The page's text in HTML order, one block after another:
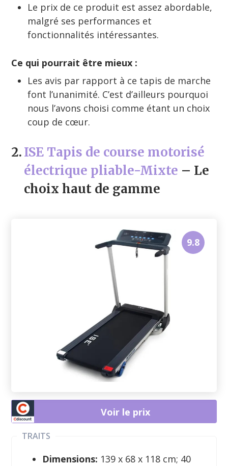
Le prix de ce produit est assez abordable,
malgré ses performances et
fonctionnalités intéressantes.
Ce qui pourrait être mieux :
Les avis par rapport à ce tapis de marche
font l’unanimité. C’est d’ailleurs pourquoi
nous l’avons choisi comme étant un choix
coup de cœur.
2.ISE Tapis de course motorisé
électrique pliable-Mixte – Le
choix haut de gamme
TRAITS
Dimensions: ‎ 139 x 68 x 118 cm; 40
9.8
Voir le prix